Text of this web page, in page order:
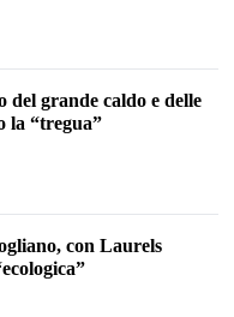
grande caldo e delle
la “tregua”
con Laurels